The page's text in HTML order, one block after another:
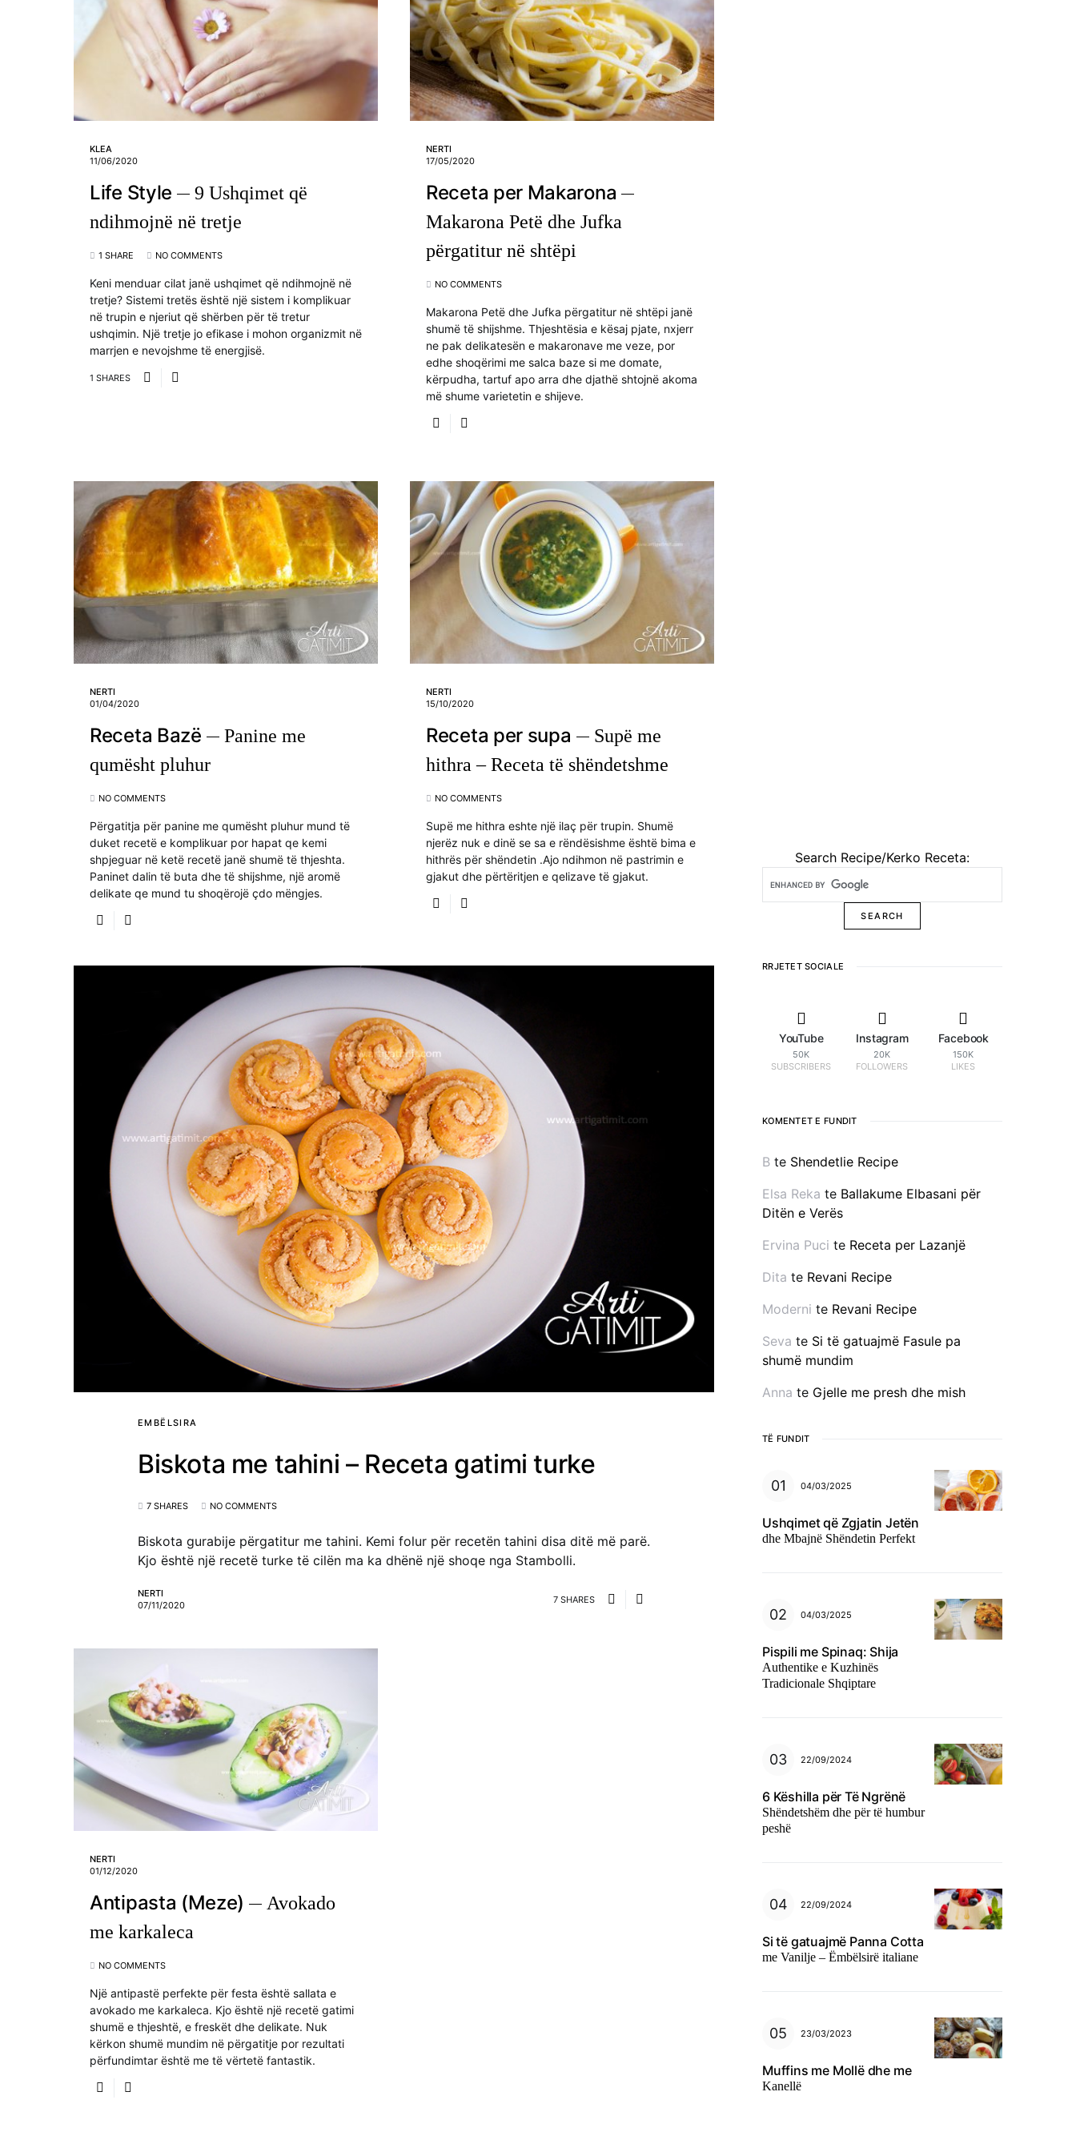
KLEA
11/06/2020
Life Style
9 Ushqimet që
ndihmojnë në tretje
1 SHARE NO COMMENTS
Keni menduar cilat janë ushqimet që ndihmojnë në
tretje? Sistemi tretës është një sistem i komplikuar
në trupin e njeriut që shërben për të tretur
ushqimin. Një tretje jo efikase i mohon organizmit në
marrjen e nevojshme të energjisë.
1 SHARES
NERTI
17/05/2020
Receta per Makarona
Makarona Petë dhe Jufka
përgatitur në shtëpi
NO COMMENTS
Makarona Petë dhe Jufka përgatitur në shtëpi janë
shumë të shijshme. Thjeshtësia e kësaj pjate, nxjerr
ne pak delikatesën e makaronave me veze, por
edhe shoqërimi me salca baze si me domate,
kërpudha, tartuf apo arra dhe djathë shtojnë akoma
më shume varietetin e shijeve.
NERTI
01/04/2020
Receta Bazë
Panine me
qumësht pluhur
NO COMMENTS
Përgatitja për panine me qumësht pluhur mund të
duket recetë e komplikuar por hapat qe kemi
shpjeguar në ketë recetë janë shumë të thjeshta.
Paninet dalin të buta dhe të shijshme, një aromë
delikate qe mund tu shoqërojë çdo mëngjes.
NERTI
15/10/2020
Receta per supa
Supë me
hithra – Receta të shëndetshme
NO COMMENTS
Supë me hithra eshte një ilaç për trupin. Shumë
njerëz nuk e dinë se sa e rëndësishme është bima e
hithrës për shëndetin .Ajo ndihmon në pastrimin e
gjakut dhe përtëritjen e qelizave të gjakut.
EMBËLSIRA
Biskota me tahini – Receta gatimi turke
7 SHARES NO COMMENTS
Biskota gurabije përgatitur me tahini. Kemi folur për recetën tahini disa ditë më parë.
Kjo është një recetë turke të cilën ma ka dhënë një shoqe nga Stambolli.
NERTI
07/11/2020
7 SHARES
NERTI
01/12/2020
Antipasta (Meze)
Avokado
me karkaleca
NO COMMENTS
Një antipastë perfekte për festa është sallata e
avokado me karkaleca. Kjo është një recetë gatimi
shumë e thjeshtë, e freskët dhe delikate. Nuk
kërkon shumë mundim në përgatitje por rezultati
përfundimtar është me të vërtetë fantastik.
Search Recipe/Kerko Receta:
RRJETET SOCIALE
YouTube
50K
SUBSCRIBERS
Instagram
20K
FOLLOWERS
Facebook
150K
LIKES
KOMENTET E FUNDIT
B te Shendetlie Recipe
Elsa Reka te Ballakume Elbasani për
Ditën e Verës
Ervina Puci te Receta per Lazanjë
Dita te Revani Recipe
Moderni te Revani Recipe
Seva te Si të gatuajmë Fasule pa
shumë mundim
Anna te Gjelle me presh dhe mish
TË FUNDIT
04/03/2025
Ushqimet që Zgjatin Jetën
dhe Mbajnë Shëndetin Perfekt
04/03/2025
Pispili me Spinaq: Shija
Authentike e Kuzhinës
Tradicionale Shqiptare
22/09/2024
6 Këshilla për Të Ngrënë
Shëndetshëm dhe për të humbur
peshë
22/09/2024
Si të gatuajmë Panna Cotta
me Vanilje – Ëmbëlsirë italiane
23/03/2023
Muffins me Mollë dhe me
Kanellë